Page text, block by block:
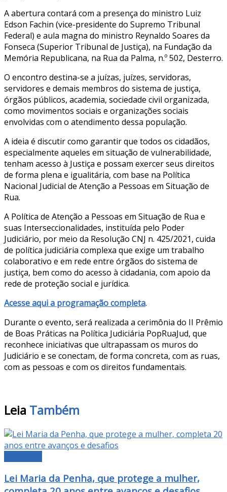
A abertura contará com a presença do ministro Luiz
Edson Fachin (vice-presidente do Supremo Tribunal
Federal) e aula magna do ministro Reynaldo Soares da
Fonseca (Superior Tribunal de Justiça), na Fundação da
Memória Republicana, na Rua da Palma, n.º 502, Desterro.
O encontro destina-se a juízas, juízes, servidoras,
servidores e demais membros do sistema de justiça,
órgãos públicos, academia, sociedade civil organizada,
como movimentos sociais e organizações sociais
envolvidas com o atendimento dessa população.
A ideia é discutir como garantir que todos os cidadãos,
especialmente aqueles em situação de vulnerabilidade,
tenham acesso à Justiça e possam exercer seus direitos
de forma plena e igualitária, com base na Política
Nacional Judicial de Atenção a Pessoas em Situação de
Rua.
A Política de Atenção a Pessoas em Situação de Rua e
suas Interseccionalidades, instituída pelo Poder
Judiciário, por meio da Resolução CNJ n. 425/2021, cuida
de política judiciária complexa que exige um trabalho
colaborativo e em rede entre órgãos do sistema de
justiça, bem como do acesso à cidadania, com apoio da
rede de proteção social e jurídica.
Acesse aqui a programação completa.
Durante o evento, será realizada a cerimônia do II Prêmio
de Boas Práticas na Política Judiciária PopRuaJud, que
reconhece iniciativas que ultrapassam os muros do
Judiciário e se conectam, de forma concreta, com as ruas,
com as pessoas e com os direitos fundamentais.
Leia Também
Lei Maria da Penha, que protege a mulher,